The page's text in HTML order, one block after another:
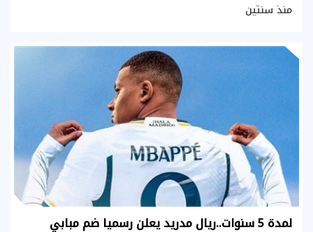
منذ سنتين
لمدة 5 سنوات..ريال مدريد يعلن رسميا ضم مبابي